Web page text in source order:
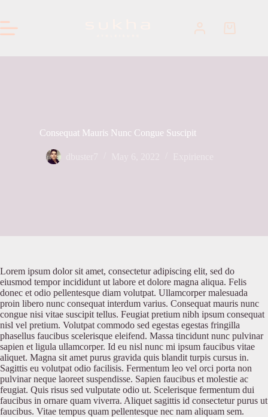
content
Shopping
Consequat Mauris Nunc Congue Suscipit
Lorem ipsum dolor sit amet, consectetur adipiscing elit, sed do
eiusmod tempor incididunt ut labore et dolore magna aliqua. Felis
donec et odio pellentesque diam volutpat. Ullamcorper malesuada
proin libero nunc consequat interdum varius. Consequat mauris nunc
congue nisi vitae suscipit tellus. Feugiat pretium nibh ipsum consequat
nisl vel pretium. Volutpat commodo sed egestas egestas fringilla
phasellus faucibus scelerisque eleifend. Massa tincidunt nunc pulvinar
sapien et ligula ullamcorper. Id eu nisl nunc mi ipsum faucibus vitae
aliquet. Magna sit amet purus gravida quis blandit turpis cursus in.
Sagittis eu volutpat odio facilisis. Fermentum leo vel orci porta non
pulvinar neque laoreet suspendisse. Sapien faucibus et molestie ac
feugiat. Quis risus sed vulputate odio ut. Scelerisque fermentum dui
faucibus in ornare quam viverra. Aliquet sagittis id consectetur purus ut
faucibus. Vitae tempus quam pellentesque nec nam aliquam sem.